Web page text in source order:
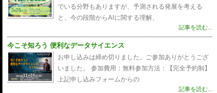
でいる分野もありますが、予測される発展を考える
と、今の段階からAIに関する理解、
記事を読む...
今こそ知ろう 便利なデータサイエンス
お申し込みは締め切りました。ご参加ありがとうござ
いました。 参加費用：無料参加方法：【完全予約制】
上記申し込みフォームからの
記事を読む...